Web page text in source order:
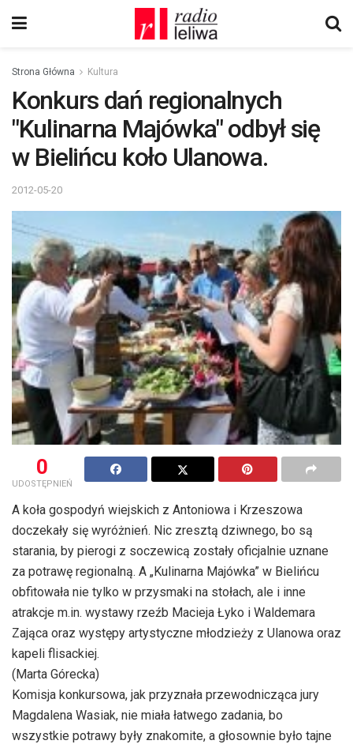
Strona Główna Kultura
Konkurs dań regionalnych
"Kulinarna Majówka" odbył się
w Bielińcu koło Ulanowa.
2012-05-20
0
UDOSTĘPNIEŃ
A koła gospodyń wiejskich z Antoniowa i Krzeszowa
doczekały się wyróżnień. Nic zresztą dziwnego, bo są
starania, by pierogi z soczewicą zostały oficjalnie uznane
za potrawę regionalną. A „Kulinarna Majówka” w Bielińcu
obfitowała nie tylko w przysmaki na stołach, ale i inne
atrakcje m.in. wystawy rzeźb Macieja Łyko i Waldemara
Zająca oraz występy artystyczne młodzieży z Ulanowa oraz
kapeli flisackiej.
(Marta Górecka)
Komisja konkursowa, jak przyznała przewodnicząca jury
Magdalena Wasiak, nie miała łatwego zadania, bo
wszystkie potrawy były znakomite, a głosownie było tajne